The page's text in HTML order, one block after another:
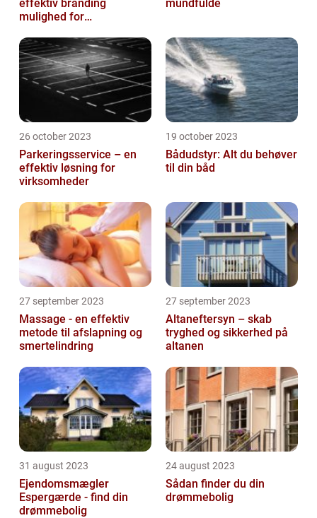
effektiv branding
mulighed for
mundfulde
26 october 2023
Parkeringsservice – en
effektiv løsning for
virksomheder
19 october 2023
Bådudstyr: Alt du behøver
til din båd
27 september 2023
Massage - en effektiv
metode til afslapning og
smertelindring
27 september 2023
Altaneftersyn – skab
tryghed og sikkerhed på
altanen
31 august 2023
Ejendomsmægler
Espergærde - find din
drømmebolig
24 august 2023
Sådan finder du din
drømmebolig